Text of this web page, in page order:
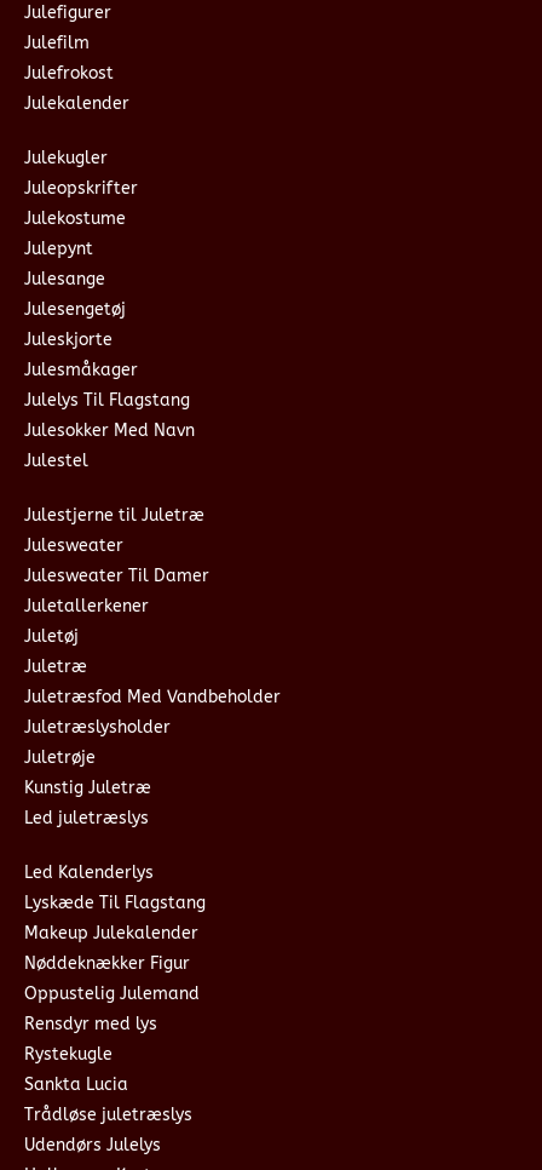
Julefigurer
Julefilm
Julefrokost
Julekalender
Julekugler
Juleopskrifter
Julekostume
Julepynt
Julesange
Julesengetøj
Juleskjorte
Julesmåkager
Julelys Til Flagstang
Julesokker Med Navn
Julestel
Julestjerne til Juletræ
Julesweater
Julesweater Til Damer
Juletallerkener
Juletøj
Juletræ
Juletræsfod Med Vandbeholder
Juletræslysholder
Juletrøje
Kunstig Juletræ
Led juletræslys
Led Kalenderlys
Lyskæde Til Flagstang
Makeup Julekalender
Nøddeknækker Figur
Oppustelig Julemand
Rensdyr med lys
Rystekugle
Sankta Lucia
Trådløse juletræslys
Udendørs Julelys